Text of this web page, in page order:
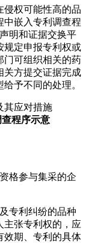
侵权可能性高的品
中嵌入专利调查程
明和证据交换平
规定申报专利权或
门可组织相关的药
关方提交证据完成
予不同的处理。
程序示意
格参与集采的企
专利纠纷的品种
主张专利权的，应
效期、专利的具体